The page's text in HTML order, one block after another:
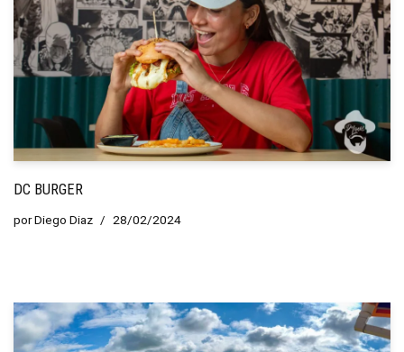
DC BURGER
porDiego Diaz 28/02/2024